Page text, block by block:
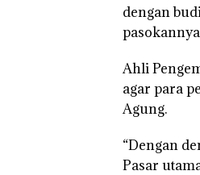
dengan
Ahli
agar para
Agung.
“Dengan
Pasar